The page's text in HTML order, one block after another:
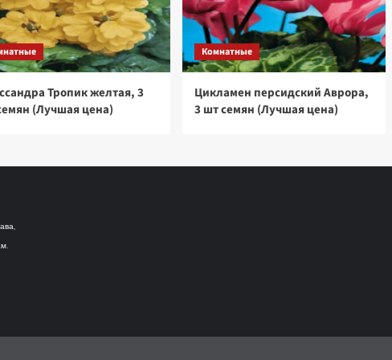
Тропик желтая, 3
(Лучшая цена)
Комнатные
Цикламен персидский Аврора,
3 шт семян (Лучшая цена)